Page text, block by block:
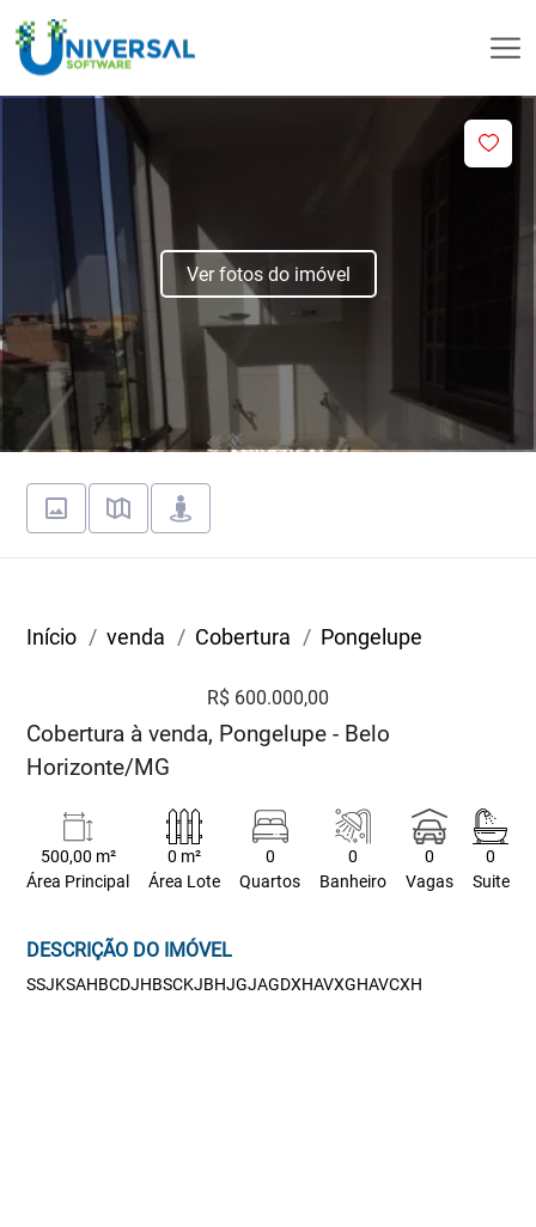
Ver fotos do imóvel
Início venda Cobertura Pongelupe
R$ 600.000,00
Cobertura à venda, Pongelupe - Belo
Horizonte/MG
500,00 m²
Área Principal
0 m²
Área Lote
0
Quartos
0
Banheiro
0
Vagas
0
Suite
DESCRIÇÃO DO IMÓVEL
SSJKSAHBCDJHBSCKJBHJGJAGDXHAVXGHAVCXH